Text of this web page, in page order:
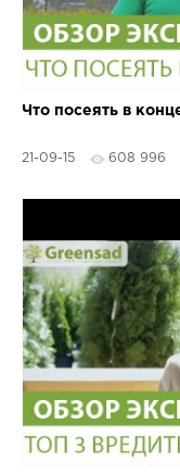
Что посеять в
21-09-15 608 996